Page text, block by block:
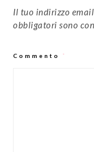
Il tuo indirizzo
obbligatori sono
Commento *